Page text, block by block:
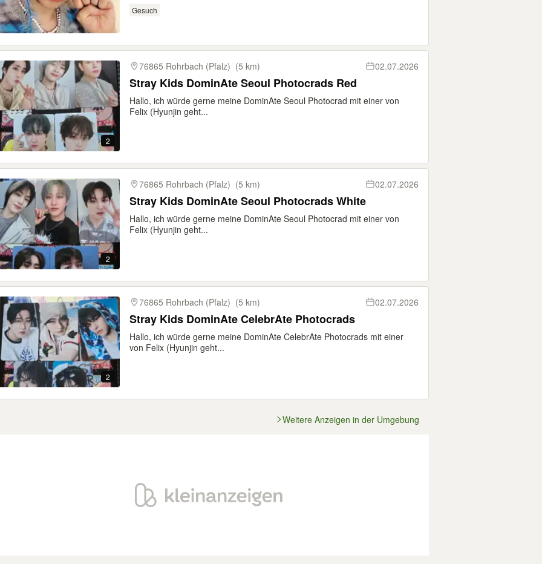
Gesuch
2
76865 Rohrbach (Pfalz) (5 km) 02.07.2026
Stray Kids DominAte Seoul Photocrads Red
Hallo, ich würde gerne meine DominAte Seoul Photocrad mit einer von
Felix (Hyunjin geht...
2
76865 Rohrbach (Pfalz) (5 km) 02.07.2026
Stray Kids DominAte Seoul Photocrads White
Hallo, ich würde gerne meine DominAte Seoul Photocrad mit einer von
Felix (Hyunjin geht...
2
76865 Rohrbach (Pfalz) (5 km) 02.07.2026
Stray Kids DominAte CelebrAte Photocrads
Hallo, ich würde gerne meine DominAte CelebrAte Photocrads mit einer
von Felix (Hyunjin geht...
Weitere Anzeigen in der Umgebung